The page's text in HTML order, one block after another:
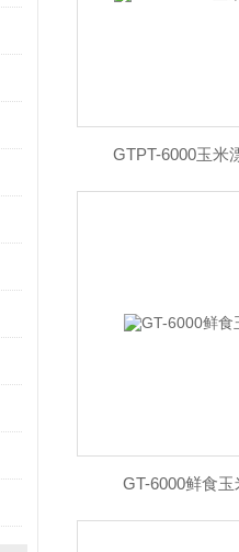
GTPT-6000玉米
GT-6000鲜食